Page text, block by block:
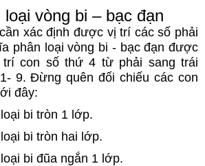
vòng bi – bạc đạn
xác định được vị trí các số phải
phân loại vòng bi - bạc đạn được
trí con số thứ 4 từ phải sang trái
9. Đừng quên đối chiếu các con
đây:
bi tròn 1 lớp.
bi tròn hai lớp.
bi đũa ngắn 1 lớp.